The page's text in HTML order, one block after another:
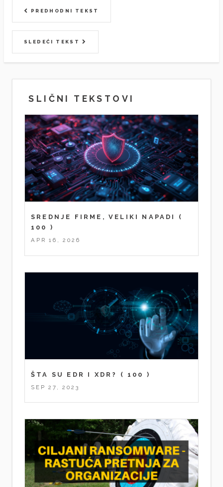
PREDHODNI TEKST
SLEDEĆI TEKST
SLIČNI TEKSTOVI
SREDNJE FIRME, VELIKI NAPADI
(
100 )
APR 16, 2026
ŠTA SU EDR I XDR? ( 100 )
SEP 27, 2023